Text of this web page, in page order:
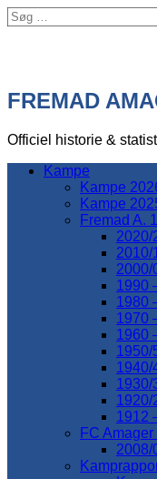
Søg
efter:
FREMAD
Officiel historie &
Kampe
Kampe
Kampe
Fremad A.
2020/
2010/
2000/
1990
1980
1970
1960
1950/
1940/
1930/
1920/
1912
FC
2008/